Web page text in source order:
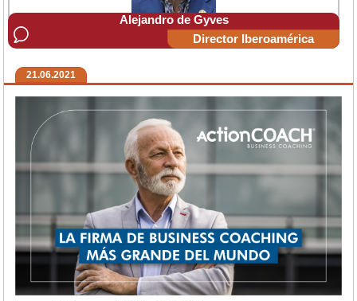
Alejandro de Gyves
Director Iberoamérica
21.06.2021